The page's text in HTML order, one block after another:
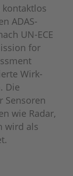
kontaktlos
ADAS-
UN-ECE
for
Wirk-
Die
Sensoren
wie Radar,
wird als